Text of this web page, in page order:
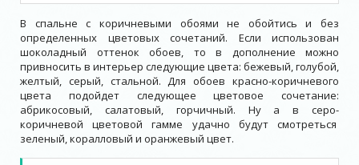
В спальне с коричневыми обоями не обойтись и без
определенных цветовых сочетаний. Если использован
шоколадный оттенок обоев, то в дополнение можно
привносить в интерьер следующие цвета: бежевый, голубой,
желтый, серый, стальной. Для обоев красно-коричневого
цвета подойдет следующее цветовое сочетание:
абрикосовый, салатовый, горчичный. Ну а в серо-
коричневой цветовой гамме удачно будут смотреться
зеленый, коралловый и оранжевый цвет.